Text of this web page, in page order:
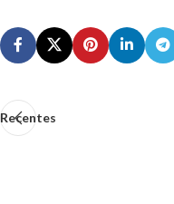
Recentes